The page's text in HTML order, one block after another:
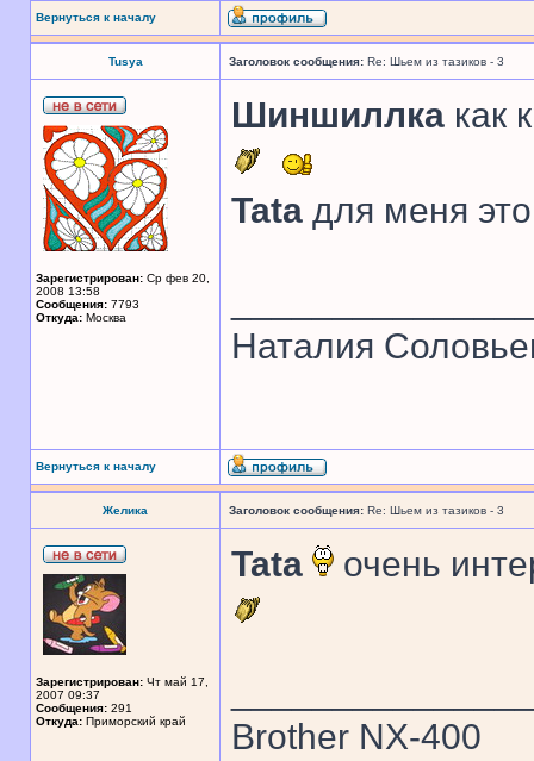
Вернуться к началу
Tusya Заголовок сообщения: Re: Шьем из тазиков - 3
Зарегистрирован: Ср фев 20,
2008 13:58
Сообщения: 7793
Откуда: Москва
Шиншиллка как
Tata для меня
Наталия
Вернуться к началу
Желика Заголовок сообщения: Re: Шьем из тазиков - 3
Зарегистрирован: Чт май 17,
2007 09:37
Сообщения: 291
Откуда: Приморский край
Tata очень
Brother NX-400